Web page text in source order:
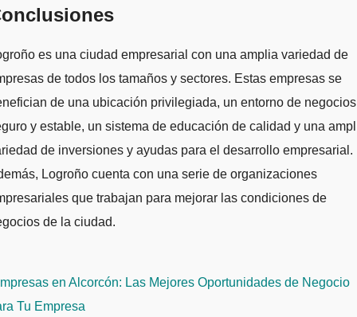
es una ciudad empresarial con una amplia variedad de
de todos los tamaños y sectores. Estas empresas se
de una ubicación privilegiada, un entorno de negocios
y estable, un sistema de educación de calidad y una
de inversiones y ayudas para el desarrollo empresarial.
Logroño cuenta con una serie de organizaciones
que trabajan para mejorar las condiciones de
de la ciudad.
en Alcorcón: Las Mejores Oportunidades de Negocio
Tu Empresa